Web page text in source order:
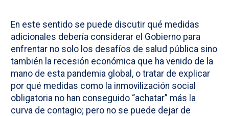
En este sentido se puede discutir qué medidas
adicionales debería considerar el Gobierno para
enfrentar no solo los desafíos de salud pública sino
también la recesión económica que ha venido de la
mano de esta pandemia global, o tratar de explicar
por qué medidas como la inmovilización social
obligatoria no han conseguido “achatar” más la
curva de contagio; pero no se puede dejar de